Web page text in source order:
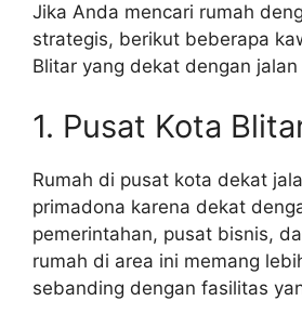
Jika Anda mencari rumah
strategis, berikut beberapa
Blitar yang dekat dengan
1. Pusat Kota
Rumah di pusat kota dekat
primadona karena dekat
pemerintahan, pusat bisnis,
rumah di area ini memang
sebanding dengan fasilitas